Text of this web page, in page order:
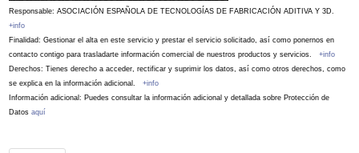
Responsable: ASOCIACIÓN ESPAÑOLA DE TECNOLOGÍAS DE FABRICACIÓN ADITIVA Y 3D.
+info
Finalidad: Gestionar el alta en este servicio y prestar el servicio solicitado, así como ponernos en
contacto contigo para trasladarte información comercial de nuestros productos y servicios. +info
Derechos: Tienes derecho a acceder, rectificar y suprimir los datos, así como otros derechos, como
se explica en la información adicional. +info
Información adicional: Puedes consultar la información adicional y detallada sobre Protección de
Datos aquí